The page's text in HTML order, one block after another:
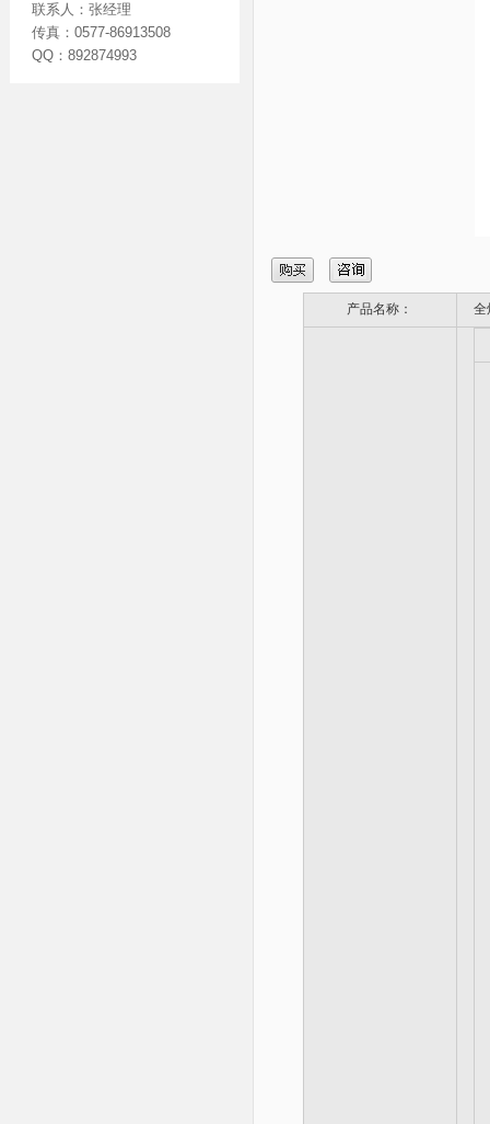
联系人：张经理
传真：0577-86913508
QQ：892874993
产品名称： 全